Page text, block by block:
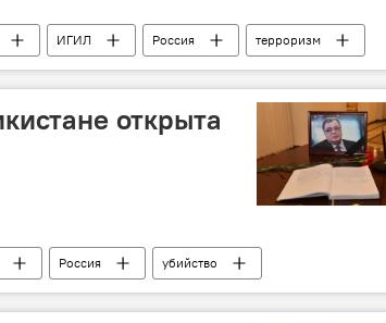
ИГИЛ Россия
терроризм
открыта
Россия убийство